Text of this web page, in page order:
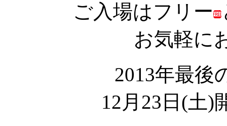
ご入場はフリー
お気軽に
2013年最後
12月23日(土)